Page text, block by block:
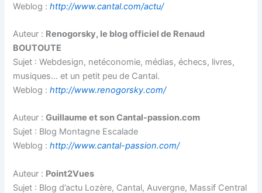
Weblog :http://www.cantal.com/actu/
Auteur : Renogorsky, le blog officiel de Renaud
BOUTOUTE
Sujet : Webdesign, netéconomie, médias, échecs, livres,
musiques… et un petit peu de Cantal.
Weblog :http://www.renogorsky.com/
Auteur :Guillaume et son Cantal-passion.com
Sujet : Blog Montagne Escalade
Weblog :http://www.cantal-passion.com/
Auteur : Point2Vues
Sujet : Blog d’actu Lozère, Cantal, Auvergne, Massif Central